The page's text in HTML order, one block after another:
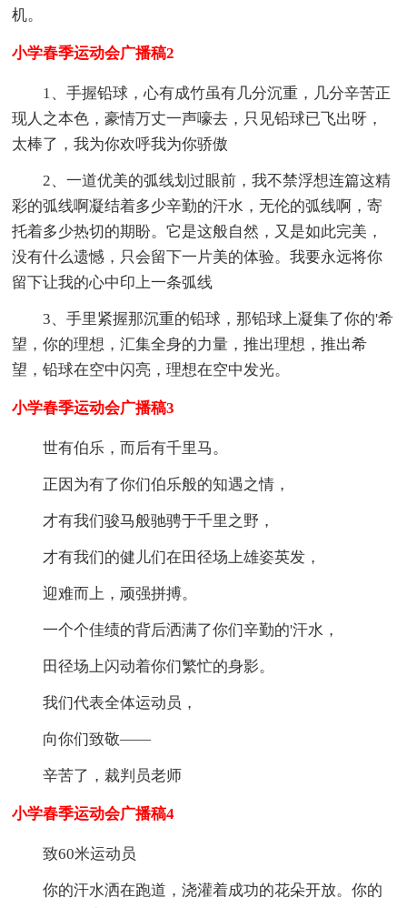
机。
小学春季运动会广播稿2
1、手握铅球，心有成竹虽有几分沉重，几分辛苦正
现人之本色，豪情万丈一声嚎去，只见铅球已飞出呀，
太棒了，我为你欢呼我为你骄傲
2、一道优美的弧线划过眼前，我不禁浮想连篇这精
彩的弧线啊凝结着多少辛勤的汗水，无伦的弧线啊，寄
托着多少热切的期盼。它是这般自然，又是如此完美，
没有什么遗憾，只会留下一片美的体验。我要永远将你
留下让我的心中印上一条弧线
3、手里紧握那沉重的铅球，那铅球上凝集了你的'希
望，你的理想，汇集全身的力量，推出理想，推出希
望，铅球在空中闪亮，理想在空中发光。
小学春季运动会广播稿3
世有伯乐，而后有千里马。
正因为有了你们伯乐般的知遇之情，
才有我们骏马般驰骋于千里之野，
才有我们的健儿们在田径场上雄姿英发，
迎难而上，顽强拼搏。
一个个佳绩的背后洒满了你们辛勤的'汗水，
田径场上闪动着你们繁忙的身影。
我们代表全体运动员，
向你们致敬——
辛苦了，裁判员老师
小学春季运动会广播稿4
致60米运动员
你的汗水洒在跑道，浇灌着成功的花朵开放。你的